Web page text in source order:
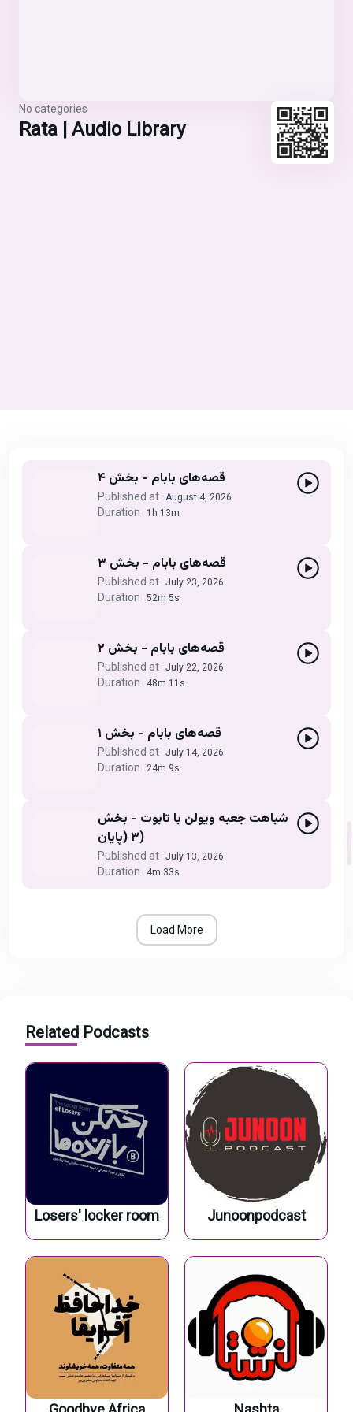
No categories
Rata | Audio Library
قصه‌های بابام - بخش ۴
Published at August 4, 2026
Duration 1h 13m
قصه‌های بابام - بخش ۳
Published at July 23, 2026
Duration 52m 5s
قصه‌های بابام - بخش ۲
Published at July 22, 2026
Duration 48m 11s
قصه‌های بابام - بخش ۱
Published at July 14, 2026
Duration 24m 9s
شباهت جعبه ویولن با تابوت - بخش
۳ (پایان)
Published at July 13, 2026
Duration 4m 33s
Load More
Related Podcasts
Losers' locker room Junoonpodcast